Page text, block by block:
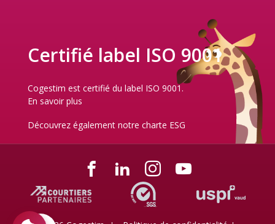
Certifié label ISO 9001
Cogestim est certifié du label ISO 9001.
En savoir plus
Découvrez également notre charte ESG